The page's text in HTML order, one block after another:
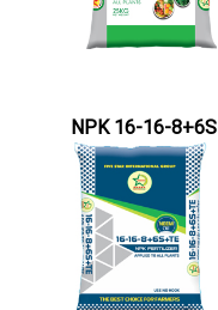
NPK 16-16-